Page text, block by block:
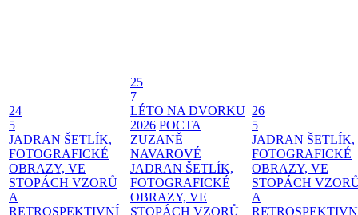
24
5
JADRAN ŠETLÍK,
FOTOGRAFICKÉ
OBRAZY, VE
STOPÁCH VZORŮ
A
RETROSPEKTIVNÍ
25
7
LÉTO NA DVORKU
2026 POCTA
ZUZANĚ
NAVAROVÉ
JADRAN ŠETLÍK,
FOTOGRAFICKÉ
OBRAZY, VE
STOPÁCH VZORŮ
26
5
JADRAN ŠETLÍK,
FOTOGRAFICKÉ
OBRAZY, VE
STOPÁCH
A